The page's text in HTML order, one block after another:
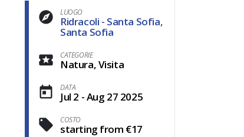
LUOGO
Ridracoli - Santa Sofia,
Santa Sofia
CATEGORIE
Natura, Visita
DATA
Jul 2 - Aug 27 2025
COSTO
starting from €17